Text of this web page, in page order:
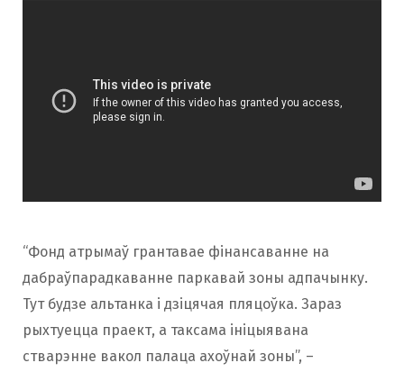
“Фонд атрымаў грантавае фінансаванне на
дабраўпарадкаванне паркавай зоны адпачынку.
Тут будзе альтанка і дзіцячая пляцоўка. Зараз
рыхтуецца праект, а таксама ініцыявана
стварэнне вакол палаца ахоўнай зоны”, –